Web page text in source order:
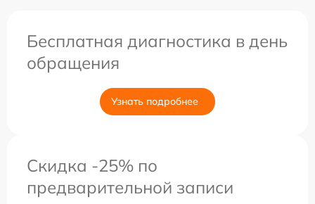
Бесплатная диагностика в день
обращения
Узнать подробнее
Скидка -25% по
предварительной записи